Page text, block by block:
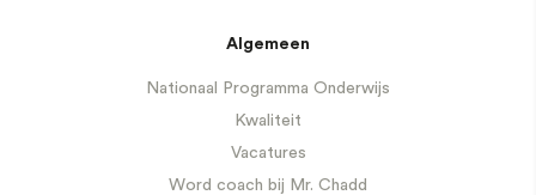
Algemeen
Nationaal Programma Onderwijs
Kwaliteit
Vacatures
Word coach bij Mr. Chadd